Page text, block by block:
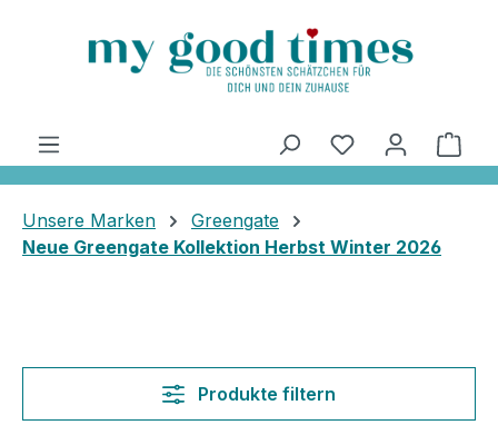
Unsere Marken
Greengate
Neue Greengate Kollektion Herbst Winter 2026
Produkte filtern